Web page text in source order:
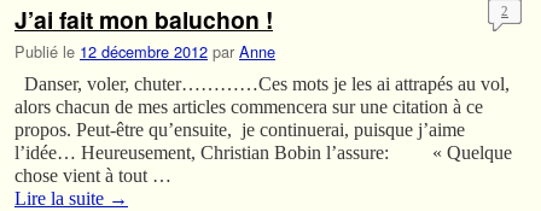
J’ai fait mon baluchon !
Publié le 12 décembre 2012 par Anne
2
Danser, voler, chuter…………Ces mots je les ai attrapés au vol,
alors chacun de mes articles commencera sur une citation à ce
propos. Peut-être qu’ensuite, je continuerai, puisque j’aime
l’idée… Heureusement, Christian Bobin l’assure: « Quelque
chose vient à tout …
Lire la suite →